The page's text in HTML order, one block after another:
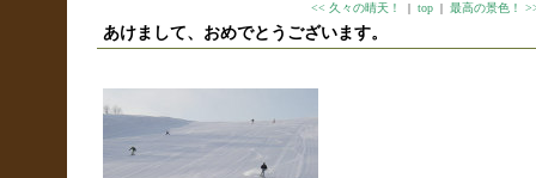
<< 久々の晴天！ | top| 最高の景色！
あけまして、おめでとうございます。